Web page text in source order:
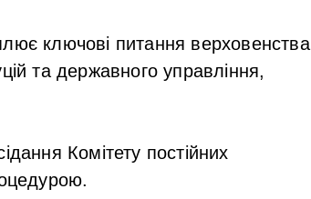
ключові питання верховенства
та державного управління,
Комітету постійних